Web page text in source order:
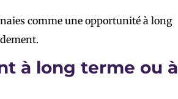
comme une opportunité à long
à long terme ou à